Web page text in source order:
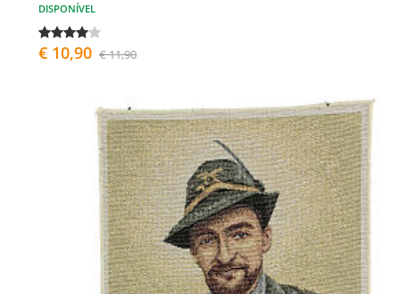
DISPONÍVEL
€ 10,90 € 11,90